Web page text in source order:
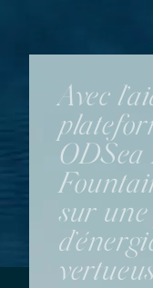
Avec
ODSea
sur